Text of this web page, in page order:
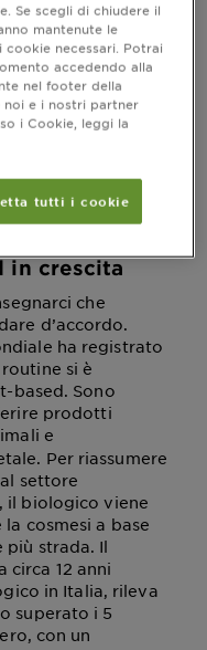
del
tutto vegano:
la cura
una parola bio
e uomini
alla pelle e al
in crescita
che
d’accordo.
ha registrato
si è
based. Sono
prodotti
e
Per riassumere
settore
il biologico viene
cosmesi a base
più strada. Il
circa 12 anni
in Italia, rileva
superato i 5
con un
Se scegli di chiudere il
mantenute le
necessari. Potrai
accedendo alla
nel footer della
noi e i nostri partner
i Cookie, leggi la
tutti i cookie